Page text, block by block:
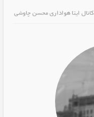
کانال ایتا هواداری محسن چاوشی